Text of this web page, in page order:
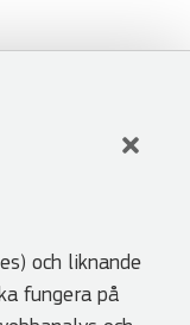
och liknande
fungera på